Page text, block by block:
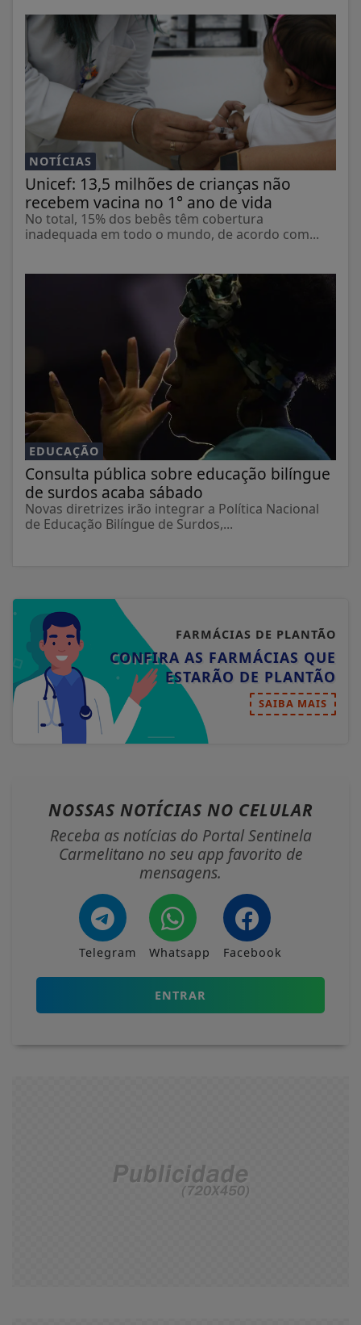
NOTÍCIAS
Unicef: 13,5 milhões de crianças não
recebem vacina no 1° ano de vida
No total, 15% dos bebês têm cobertura
inadequada em todo o mundo, de acordo com...
EDUCAÇÃO
Consulta pública sobre educação bilíngue
de surdos acaba sábado
Novas diretrizes irão integrar a Política Nacional
de Educação Bilíngue de Surdos,...
FARMÁCIAS DE PLANTÃO
CONFIRA AS FARMÁCIAS QUE
ESTARÃO DE PLANTÃO
SAIBA MAIS
NOSSAS NOTÍCIAS NO CELULAR
Receba as notícias do Portal Sentinela
Carmelitano no seu app favorito de
mensagens.
Telegram Whatsapp Facebook
ENTRAR